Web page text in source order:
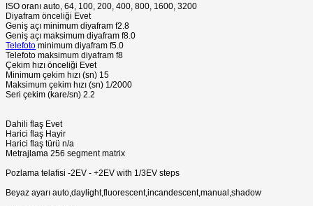
ISO oranı auto, 64, 100, 200, 400, 800, 1600, 3200
Diyafram önceliği Evet
Geniş açı minimum diyafram f2.8
Geniş açı maksimum diyafram f8.0
Telefoto minimum diyafram f5.0
Telefoto maksimum diyafram f8
Çekim hızı önceliği Evet
Minimum çekim hızı (sn) 15
Maksimum çekim hızı (sn) 1/2000
Seri çekim (kare/sn) 2.2
Dahili flaş Evet
Harici flaş Hayir
Harici flaş türü n/a
Metrajlama 256 segment matrix
Pozlama telafisi -2EV - +2EV with 1/3EV steps
Beyaz ayarı auto,daylight,fluorescent,incandescent,manual,shadow